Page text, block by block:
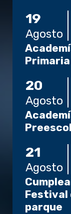
19
Agosto
Primaria
20
Agosto
21
Agosto
Festival
parque